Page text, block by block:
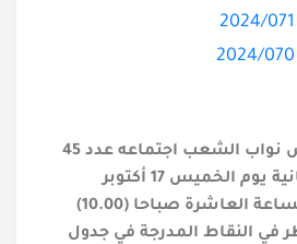
يعقد مكتب مجلس نواب الشعب اجتماعه عدد 45
للدورة العادية الثانية يوم الخميس 17 أكتوبر
2024 وذلك على الساعة العاشرة صباحا (10.00)
في النقاط المدرجة في جدول